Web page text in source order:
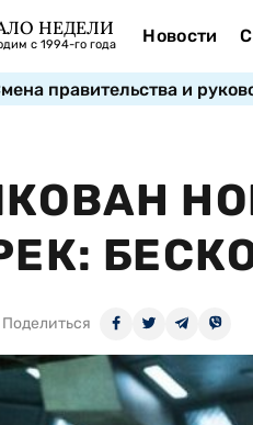
НЕДЕЛИ
с 1994-го года Новости
правительства и
Поделиться